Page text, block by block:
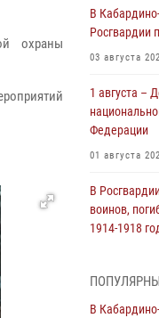
охраны
В
Росгвардии
03 августа
1 августа –
Федерации
01 августа
В
воинов,
1914-1918
Директор
армии
В